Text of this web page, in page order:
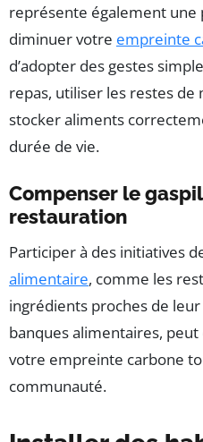
représente également
diminuer votre empreinte
d’adopter des gestes
repas, utiliser les restes
stocker aliments
durée de vie.
Compenser le
restauration
Participer à des initiatives
alimentaire, comme les
ingrédients proches de
banques alimentaires,
votre empreinte carbone
communauté.